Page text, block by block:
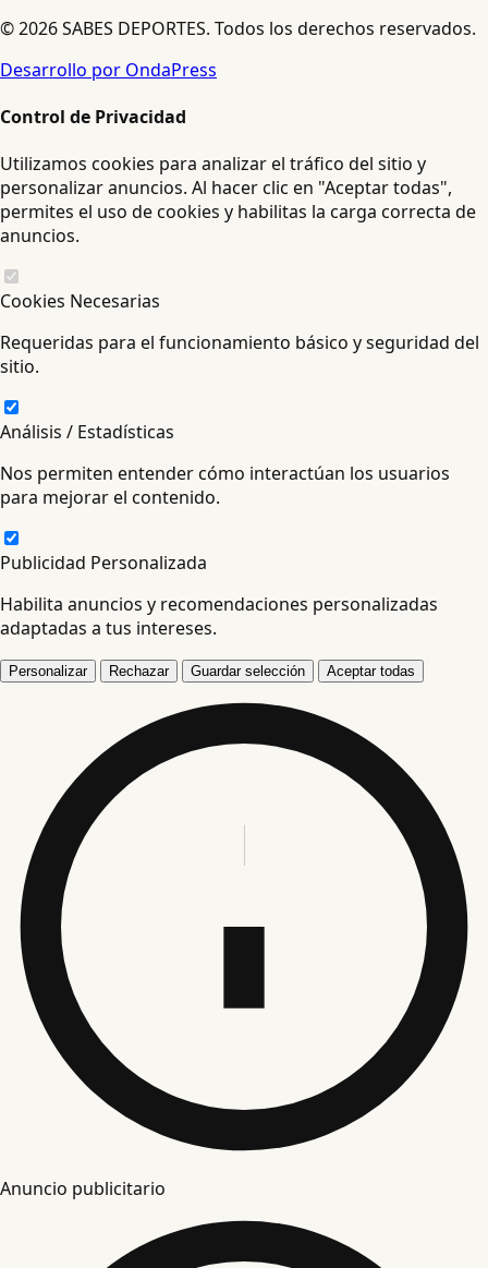
© 2026 SABES DEPORTES. Todos los derechos reservados.
Desarrollo por OndaPress
Control de Privacidad
Utilizamos cookies para analizar el tráfico del sitio y
personalizar anuncios. Al hacer clic en "Aceptar todas",
permites el uso de cookies y habilitas la carga correcta de
anuncios.
Cookies Necesarias
Requeridas para el funcionamiento básico y seguridad del
sitio.
Análisis / Estadísticas
Nos permiten entender cómo interactúan los usuarios
para mejorar el contenido.
Publicidad Personalizada
Habilita anuncios y recomendaciones personalizadas
adaptadas a tus intereses.
Personalizar Rechazar Guardar selección Aceptar todas
Anuncio publicitario